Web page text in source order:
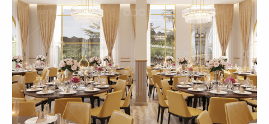
BOTEJYU
CN Vincom Đồng Khởi, Quận 1
BOTEJYU
CN Crescent Mall - Q.7
43 44